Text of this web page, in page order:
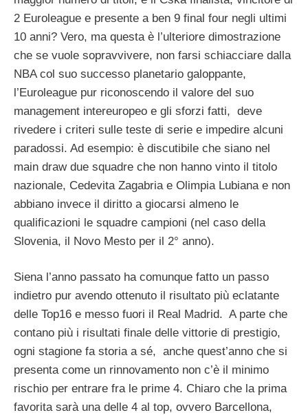
2 Euroleague e presente a ben 9 final four negli ultimi
10 anni? Vero, ma questa è l’ulteriore dimostrazione
che se vuole sopravvivere, non farsi schiacciare dalla
NBA col suo successo planetario galoppante,
l’Euroleague pur riconoscendo il valore del suo
management intereuropeo e gli sforzi fatti, deve
rivedere i criteri sulle teste di serie e impedire alcuni
paradossi. Ad esempio: è discutibile che siano nel
main draw due squadre che non hanno vinto il titolo
nazionale, Cedevita Zagabria e Olimpia Lubiana e non
abbiano invece il diritto a giocarsi almeno le
qualificazioni le squadre campioni (nel caso della
Slovenia, il Novo Mesto per il 2° anno).
Siena l’anno passato ha comunque fatto un passo
indietro pur avendo ottenuto il risultato più eclatante
delle Top16 e messo fuori il Real Madrid. A parte che
contano più i risultati finale delle vittorie di prestigio,
ogni stagione fa storia a sé, anche quest’anno che si
presenta come un rinnovamento non c’è il minimo
rischio per entrare fra le prime 4. Chiaro che la prima
favorita sarà una delle 4 al top, ovvero Barcellona,